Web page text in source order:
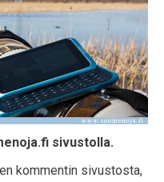
sivustolla.
kommentin sivustosta,